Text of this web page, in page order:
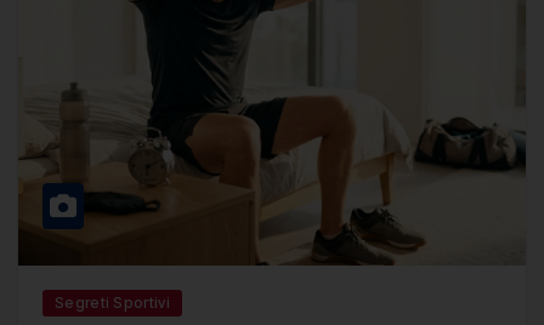
Segreti Sportivi